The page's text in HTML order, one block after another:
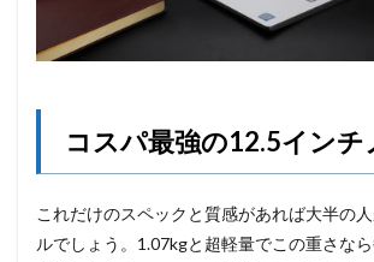
コスパ最強の12.5インチ
これだけのスペックと質感があれば大半の
ルでしょう。1.07kgと超軽量でこの重さな